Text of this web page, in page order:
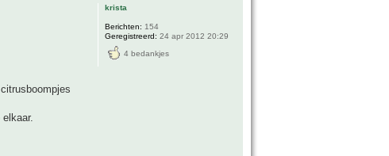
krista
Berichten: 154
Geregistreerd: 24 apr 2012 20:29
4 bedankjes